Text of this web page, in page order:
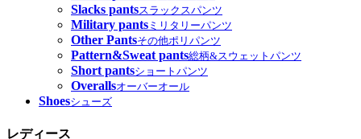
Slacks pantsスラックスパンツ
Military pants ミリタリーパンツ
Other Pantsその他ポリパンツ
Pattern&Sweat pants総柄&スウェットパンツ
Short pantsショートパンツ
Overallsオーバーオール
Shoesシューズ
レディース